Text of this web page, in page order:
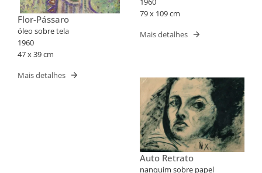
Flor-Pássaro
óleo sobre tela
1960
47 x 39 cm
Mais detalhes
79 x 109 cm
Mais detalhes
Auto Retrato
nanquim sobre papel